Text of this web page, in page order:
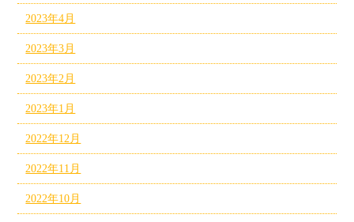
2023年4月
2023年3月
2023年2月
2023年1月
2022年12月
2022年11月
2022年10月